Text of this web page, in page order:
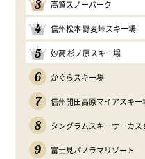
3 高鷲スノーパーク
4 信州松本 野麦峠スキー場
5 妙高 杉ノ原スキー場
6 かぐらスキー場
7 信州開田高原マイアスキー
8 タングラムスキーサーカ
9 富士見パノラマリゾート